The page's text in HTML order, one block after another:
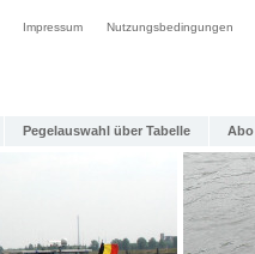
Impressum Nutzungsbedingungen
Pegelauswahl über Tabelle Abo